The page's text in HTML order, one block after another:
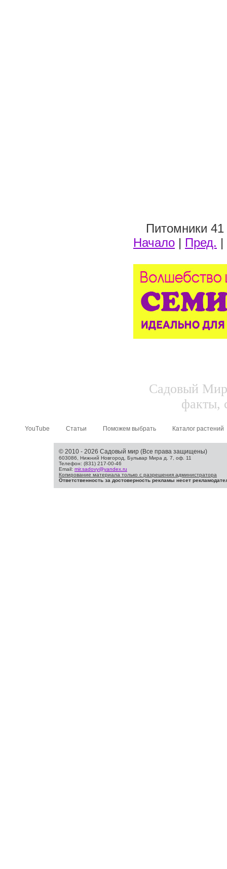
Питомники
Начало | Пред. |
Садовый
факты,
YouTube Статьи Поможем выбрать Каталог растений
© 2010 - 2026 Садовый мир (Все права защищены)
603086, Нижний Новгород, Бульвар Мира д. 7, оф. 11
Телефон: (831) 217-00-46
Email: mir.sadovy@yandex.ru
Копирование материала только с разрешения администратора
Ответственность за достоверность рекламы несет